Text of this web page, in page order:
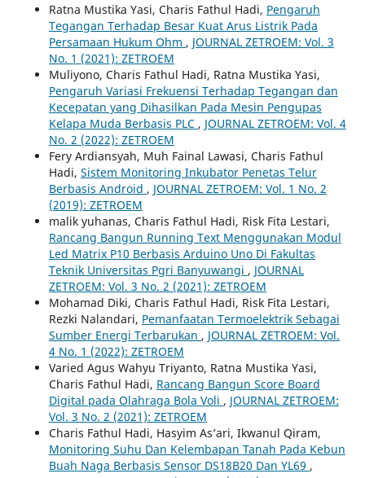
Ratna Mustika Yasi, Charis Fathul Hadi, Pengaruh
Tegangan Terhadap Besar Kuat Arus Listrik Pada
Persamaan Hukum Ohm , JOURNAL ZETROEM: Vol. 3
No. 1 (2021): ZETROEM
Muliyono, Charis Fathul Hadi, Ratna Mustika Yasi,
Pengaruh Variasi Frekuensi Terhadap Tegangan dan
Kecepatan yang Dihasilkan Pada Mesin Pengupas
Kelapa Muda Berbasis PLC , JOURNAL ZETROEM: Vol. 4
No. 2 (2022): ZETROEM
Fery Ardiansyah, Muh Fainal Lawasi, Charis Fathul
Hadi, Sistem Monitoring Inkubator Penetas Telur
Berbasis Android , JOURNAL ZETROEM: Vol. 1 No. 2
(2019): ZETROEM
malik yuhanas, Charis Fathul Hadi, Risk Fita Lestari,
Rancang Bangun Running Text Menggunakan Modul
Led Matrix P10 Berbasis Arduino Uno Di Fakultas
Teknik Universitas Pgri Banyuwangi , JOURNAL
ZETROEM: Vol. 3 No. 2 (2021): ZETROEM
Mohamad Diki, Charis Fathul Hadi, Risk Fita Lestari,
Rezki Nalandari, Pemanfaatan Termoelektrik Sebagai
Sumber Energi Terbarukan , JOURNAL ZETROEM: Vol.
4 No. 1 (2022): ZETROEM
Varied Agus Wahyu Triyanto, Ratna Mustika Yasi,
Charis Fathul Hadi, Rancang Bangun Score Board
Digital pada Olahraga Bola Voli , JOURNAL ZETROEM:
Vol. 3 No. 2 (2021): ZETROEM
Charis Fathul Hadi, Hasyim As’ari, Ikwanul Qiram,
Monitoring Suhu Dan Kelembapan Tanah Pada Kebun
Buah Naga Berbasis Sensor DS18B20 Dan YL69 ,